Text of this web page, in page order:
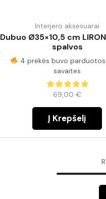
Interjero aksesuarai
Dubuo Ø35×10,5 cm
spalvos
4 prekės buvo
savaites
69,00€
Į Krepšelį